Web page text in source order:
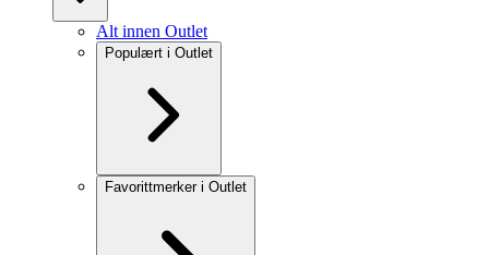
Alt innen Outlet
Populært i Outlet
Favorittmerker i Outlet